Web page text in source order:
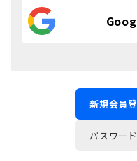
新規会員
パスワー